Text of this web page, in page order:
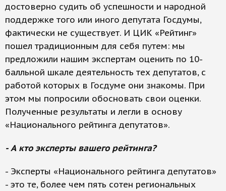
достоверно судить об успешности и народной
поддержке того или иного депутата Госдумы,
фактически не существует. И ЦИК «Рейтинг»
пошел традиционным для себя путем: мы
предложили нашим экспертам оценить по 10-
балльной шкале деятельность тех депутатов, с
работой которых в Госдуме они знакомы. При
этом мы попросили обосновать свои оценки.
Полученные результаты и легли в основу
«Национального рейтинга депутатов».
- А кто эксперты вашего рейтинга?
- Эксперты «Национального рейтинга депутатов»
- это те, более чем пять сотен региональных